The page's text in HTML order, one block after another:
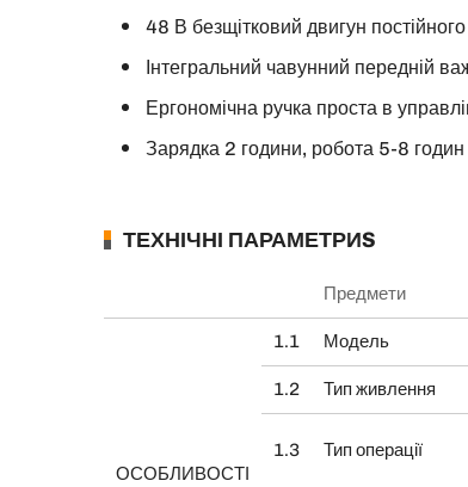
48 В безщітковий двигун
Інтегральний чавунний передній
Ергономічна ручка проста в
Зарядка 2 години, робота 5-8 годин
ТЕХНІЧНІ ПАРАМЕТРИS
Предмети
ОСОБЛИВОСТІ
1.1 Модель
1.2 Тип живлення
1.3 Тип операції